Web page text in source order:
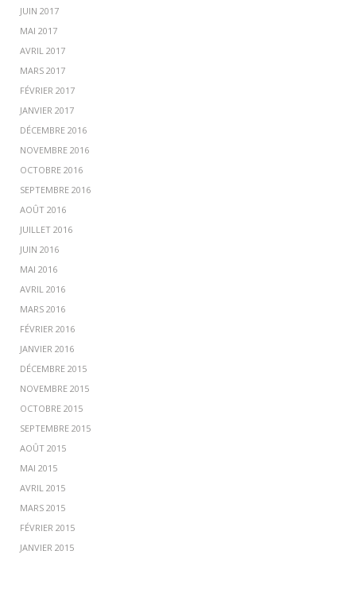
JUIN 2017
MAI 2017
AVRIL 2017
MARS 2017
FÉVRIER 2017
JANVIER 2017
DÉCEMBRE 2016
NOVEMBRE 2016
OCTOBRE 2016
SEPTEMBRE 2016
AOÛT 2016
JUILLET 2016
JUIN 2016
MAI 2016
AVRIL 2016
MARS 2016
FÉVRIER 2016
JANVIER 2016
DÉCEMBRE 2015
NOVEMBRE 2015
OCTOBRE 2015
SEPTEMBRE 2015
AOÛT 2015
MAI 2015
AVRIL 2015
MARS 2015
FÉVRIER 2015
JANVIER 2015